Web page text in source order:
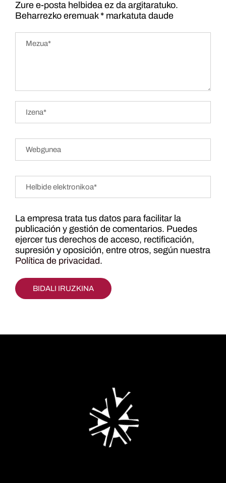
Zure e-posta helbidea ez da argitaratuko.
Beharrezko eremuak * markatuta daude
La empresa trata tus datos para facilitar la
publicación y gestión de comentarios. Puedes
ejercer tus derechos de acceso, rectificación,
supresión y oposición, entre otros, según nuestra
Política de privacidad.